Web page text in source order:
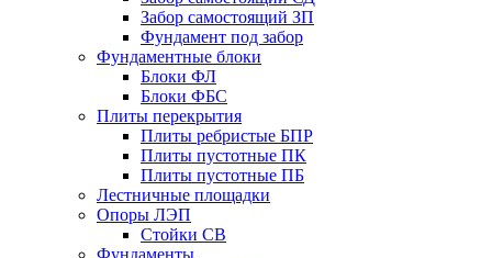
Забор самостоящий ЗП
Фyндамент под забор
Фундаментные блоки
Блоки ФЛ
Блоки ФБС
Плиты перекрытия
Плиты ребристые БПР
Плиты пустотные ПК
Плиты пустотные ПБ
Лестничные площадки
Опоры ЛЭП
Стойки СВ
Фундаменты